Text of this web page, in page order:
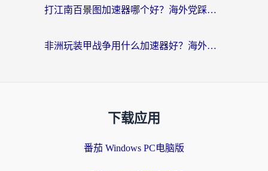
打江南百景图加速器哪个好？海外党踩坑N次后，终于找到不卡的秘诀
非洲玩装甲战争用什么加速器好？海外党亲测有效的国服游戏加速方案
下载应用
番茄 Windows PC电脑版